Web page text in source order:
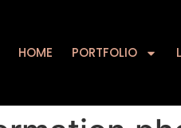
HOME PORTFOLIO